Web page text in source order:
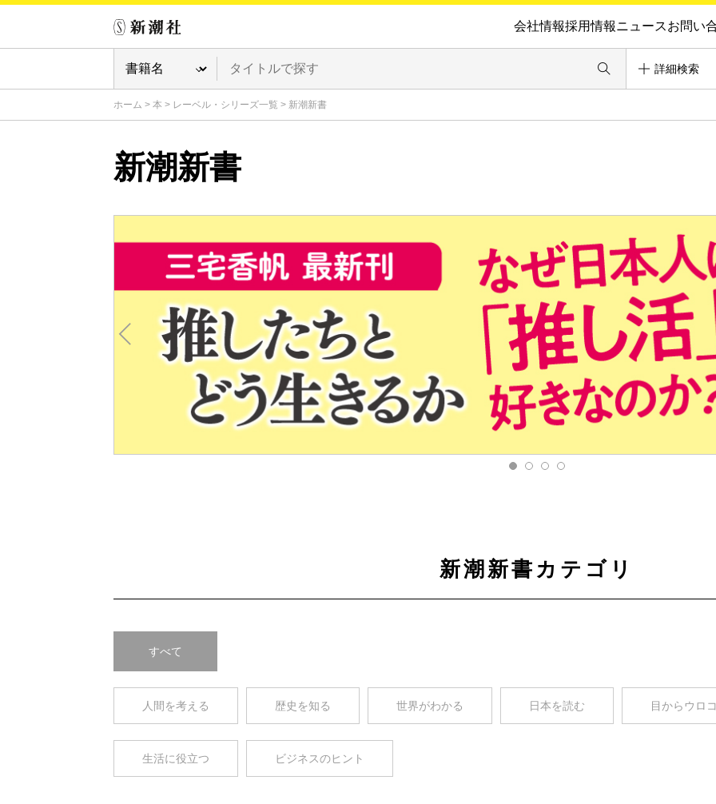
会社情報採用情報ニュースお問い
詳細検索
ホーム > 本 > レーベル・シリーズ一覧 > 新潮新書
新潮新書
新潮新書カテゴリ
すべて
人間を考える 歴史を知る 世界がわかる 日本を読む 目からウロ
生活に役立つ ビジネスのヒント